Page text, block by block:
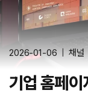
2026-01-06 채널
기업 홈페이